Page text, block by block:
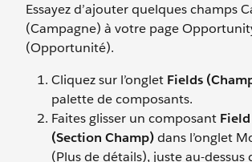
Essayez d’ajouter quelques champs
(Campagne) à votre page
(Opportunité).
Cliquez sur l’onglet Fields
palette de composants.
Faites glisser un composant
(Section Champ)dans l’onglet
(Plus de détails), juste au-dessus